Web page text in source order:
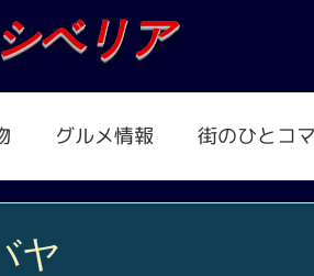
シベリア
グルメ情報 街のひとコマ
ヤ